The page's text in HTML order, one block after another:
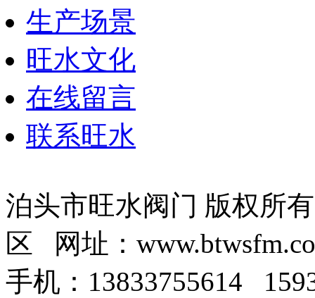
生产场景
旺水文化
在线留言
联系旺水
泊头市旺水阀门 版权所
区 网址：
手机：13833755614